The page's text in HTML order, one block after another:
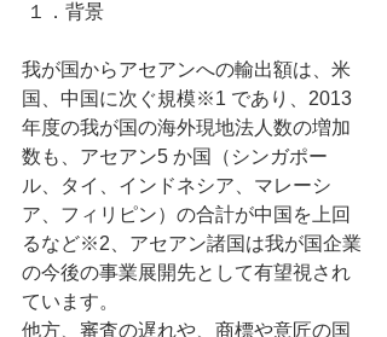
１．背景
我が国からアセアンへの輸出額は、米
国、中国に次ぐ規模※1 であり、2013
年度の我が国の海外現地法人数の増加
数も、アセアン5 か国（シンガポー
ル、タイ、インドネシア、マレーシ
ア、フィリピン）の合計が中国を上回
るなど※2、アセアン諸国は我が国企業
の今後の事業展開先として有望視され
ています。
他方、審査の遅れや、商標や意匠の国